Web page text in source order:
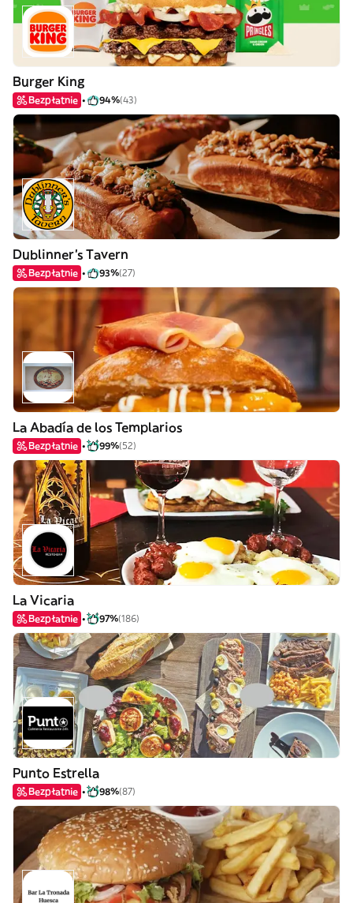
Burger King
Bezpłatnie 94%(43)
Dublinner's Tavern
Bezpłatnie 93%(27)
La Abadía de los Templarios
Bezpłatnie 99%(52)
La Vicaria
Bezpłatnie 97%(186)
Punto Estrella
Bezpłatnie 98%(87)